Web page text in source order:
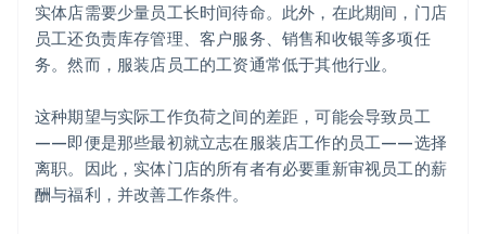
实体店需要少量员工长时间待命。此外，在此期间，门店
员工还负责库存管理、客户服务、销售和收银等多项任
务。然而，服装店员工的工资通常低于其他行业。
这种期望与实际工作负荷之间的差距，可能会导致员工
——即便是那些最初就立志在服装店工作的员工——选择
离职。因此，实体门店的所有者有必要重新审视员工的薪
酬与福利，并改善工作条件。